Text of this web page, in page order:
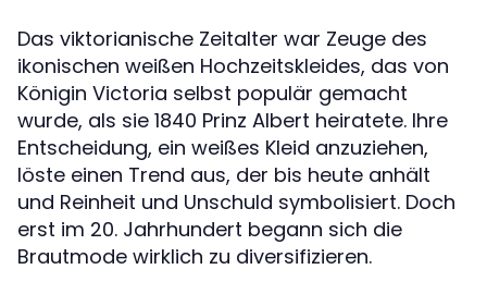
Das viktorianische Zeitalter war Zeuge des
ikonischen weißen Hochzeitskleides, das von
Königin Victoria selbst populär gemacht
wurde, als sie 1840 Prinz Albert heiratete. Ihre
Entscheidung, ein weißes Kleid anzuziehen,
löste einen Trend aus, der bis heute anhält
und Reinheit und Unschuld symbolisiert. Doch
erst im 20. Jahrhundert begann sich die
Brautmode wirklich zu diversifizieren.